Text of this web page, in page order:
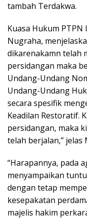
tambah Terdakwa.
Kuasa Hukum
Nugraha,
dikarenakamn telah
persidangan maka
Undang-Undang
Undang-Undang
secara spesifik
Keadilan Restoratif.
persidangan, maka
telah berjalan,”
“Harapannya, pada
menyampaikan
dengan tetap
kesepakatan
majelis hakim